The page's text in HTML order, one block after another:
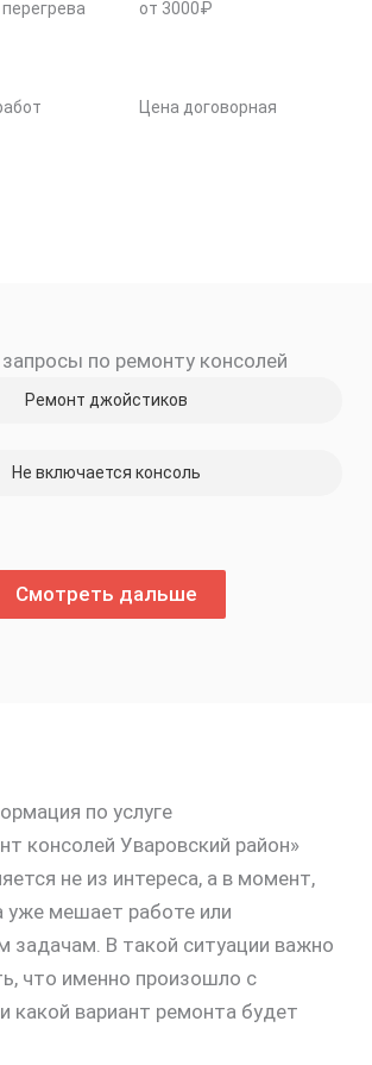
от 3000₽
Цена договорная
по ремонту консолей
Ремонт джойстиков
Не включается консоль
Смотреть дальше
по услуге
консолей Уваровский район»
не из интереса, а в момент,
уже мешает работе или
задачам. В такой ситуации важно
что именно произошло с
какой вариант ремонта будет